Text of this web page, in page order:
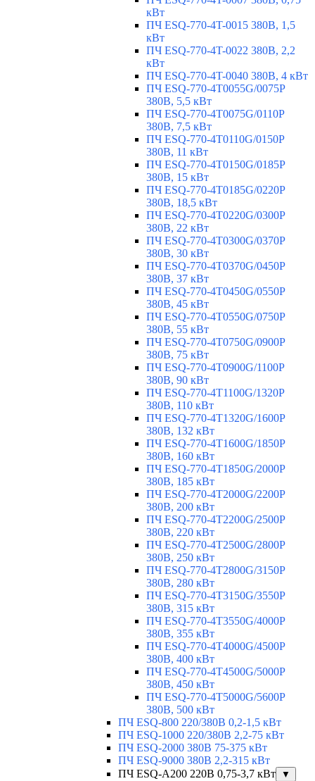
кВт
ПЧ ESQ-770-4T-0015 380В, 1,5
кВт
ПЧ ESQ-770-4T-0022 380В, 2,2
кВт
ПЧ ESQ-770-4T-0040 380В, 4 кВт
ПЧ ESQ-770-4T0055G/0075P
380В, 5,5 кВт
ПЧ ESQ-770-4T0075G/0110P
380В, 7,5 кВт
ПЧ ESQ-770-4T0110G/0150P
380В, 11 кВт
ПЧ ESQ-770-4T0150G/0185P
380В, 15 кВт
ПЧ ESQ-770-4T0185G/0220P
380В, 18,5 кВт
ПЧ ESQ-770-4T0220G/0300P
380В, 22 кВт
ПЧ ESQ-770-4T0300G/0370P
380В, 30 кВт
ПЧ ESQ-770-4T0370G/0450P
380В, 37 кВт
ПЧ ESQ-770-4T0450G/0550P
380В, 45 кВт
ПЧ ESQ-770-4T0550G/0750P
380В, 55 кВт
ПЧ ESQ-770-4T0750G/0900P
380В, 75 кВт
ПЧ ESQ-770-4T0900G/1100P
380В, 90 кВт
ПЧ ESQ-770-4T1100G/1320P
380В, 110 кВт
ПЧ ESQ-770-4T1320G/1600P
380В, 132 кВт
ПЧ ESQ-770-4T1600G/1850P
380В, 160 кВт
ПЧ ESQ-770-4T1850G/2000P
380В, 185 кВт
ПЧ ESQ-770-4T2000G/2200P
380В, 200 кВт
ПЧ ESQ-770-4T2200G/2500P
380В, 220 кВт
ПЧ ESQ-770-4T2500G/2800P
380В, 250 кВт
ПЧ ESQ-770-4T2800G/3150P
380В, 280 кВт
ПЧ ESQ-770-4T3150G/3550P
380В, 315 кВт
ПЧ ESQ-770-4T3550G/4000P
380В, 355 кВт
ПЧ ESQ-770-4T4000G/4500P
380В, 400 кВт
ПЧ ESQ-770-4T4500G/5000P
380В, 450 кВт
ПЧ ESQ-770-4T5000G/5600P
380В, 500 кВт
ПЧ ESQ-800 220/380В 0,2-1,5 кВт
ПЧ ESQ-1000 220/380В 2,2-75 кВт
ПЧ ESQ-2000 380В 75-375 кВт
ПЧ ESQ-9000 380В 2,2-315 кВт
ПЧ ESQ-A200 220В 0,75-3,7 кВт
▼